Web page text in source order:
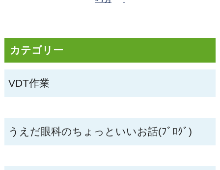
カテゴリー
VDT作業
うえだ眼科のちょっといいお話(ﾌﾞﾛｸﾞ)